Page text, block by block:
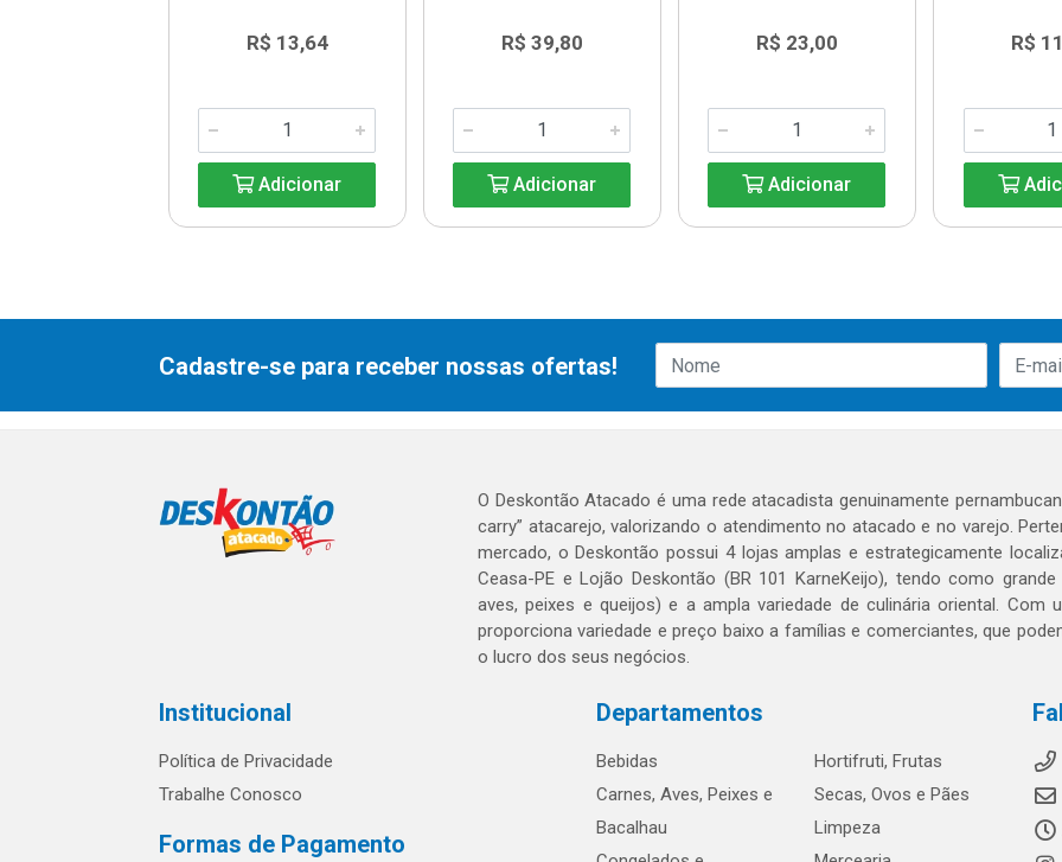
R$ 13,64
Adicionar
R$ 39,80
Adicionar
R$ 23,00
Adicionar
R$
Cadastre-se para receber nossas ofertas!
O Deskontão Atacado é uma rede atacadista genuinamente
carry” atacarejo, valorizando o atendimento no atacado e no varejo.
mercado, o Deskontão possui 4 lojas amplas e estrategicamente
Ceasa-PE e Lojão Deskontão (BR 101 KarneKeijo), tendo como
aves, peixes e queijos) e a ampla variedade de culinária oriental. Com
proporciona variedade e preço baixo a famílias e comerciantes, que
o lucro dos seus negócios.
Institucional
Política de Privacidade
Trabalhe Conosco
Formas de Pagamento
Departamentos
Bebidas
Carnes, Aves, Peixes e
Bacalhau
Hortifruti, Frutas
Secas, Ovos e Pães
Limpeza